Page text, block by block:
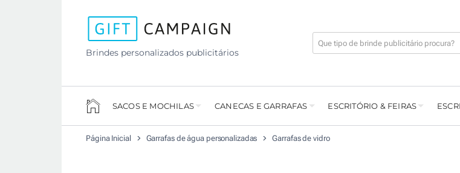
Brindes personalizados publicitários
SACOS E MOCHILAS CANECAS E GARRAFAS ESCRITÓRIO & FEIRAS
Página Inicial Garrafas de água personalizadas Garrafas de vidro